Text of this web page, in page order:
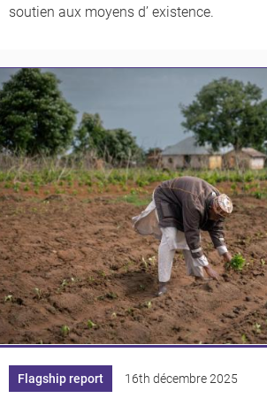
soutien aux moyens d’ existence.
Flagship report 16th décembre 2025